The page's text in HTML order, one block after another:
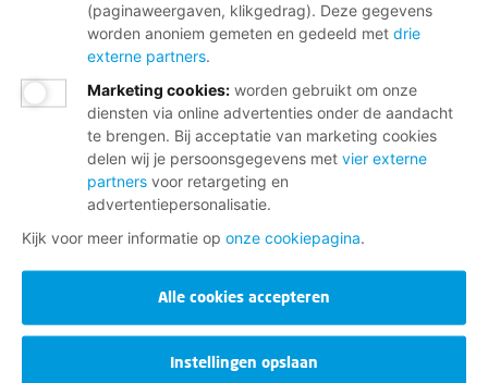
(paginaweergaven, klikgedrag). Deze gegevens
worden anoniem gemeten en gedeeld met drie
externe partners.
Marketing cookies: worden gebruikt om onze
diensten via online advertenties onder de aandacht
te brengen. Bij acceptatie van marketing cookies
delen wij je persoonsgegevens met vier externe
partners voor retargeting en
advertentiepersonalisatie.
Kijk voor meer informatie op onze cookiepagina.
Alle cookies accepteren
Instellingen opslaan